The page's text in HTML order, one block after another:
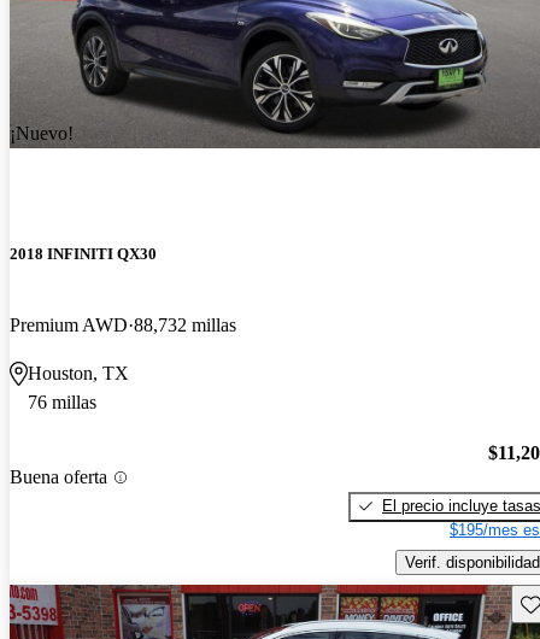
¡Nuevo!
2018 INFINITI QX30
Premium AWD 88,732 millas
Houston, TX
76 millas
Buena oferta
El precio incluye tasas
$195/mes
Verif. disponibilidad